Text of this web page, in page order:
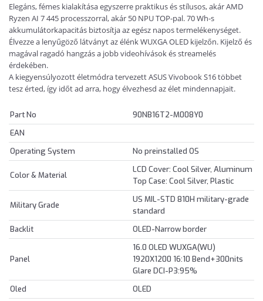
Elegáns, fémes kialakítása egyszerre praktikus és stílusos, akár AMD
Ryzen AI 7 445 processzorral, akár 50 NPU TOP-pal. 70 Wh-s
akkumulátorkapacitás biztosítja az egész napos termelékenységet.
Élvezze a lenyűgöző látványt az élénk WUXGA OLED kijelzőn. Kijelző és
magával ragadó hangzás a jobb videohívások és streamelés
érdekében.
A kiegyensúlyozott életmódra tervezett ASUS Vivobook S16 többet
tesz érted, így időt ad arra, hogy élvezhesd az élet mindennapjait.
Part No
90NB16T2-M008Y0
EAN
Operating System
No preinstalled OS
Color & Material
LCD Cover: Cool Silver, Aluminum
Top Case: Cool Silver, Plastic
Military Grade
US MIL-STD 810H military-grade
standard
Backlit
OLED-Narrow border
Panel
16.0 OLED WUXGA(WU)
1920X1200 16:10 Bend+300nits
Glare DCI-P3:95%
Oled
OLED